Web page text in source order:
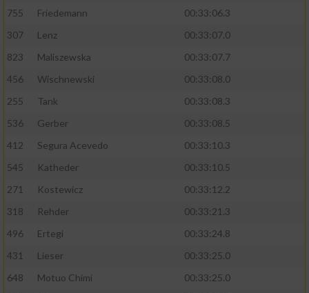
755
Friedemann
00:33:06.3
307
Lenz
00:33:07.0
823
Maliszewska
00:33:07.7
456
Wischnewski
00:33:08.0
255
Tank
00:33:08.3
536
Gerber
00:33:08.5
412
Segura Acevedo
00:33:10.3
545
Katheder
00:33:10.5
271
Kostewicz
00:33:12.2
318
Rehder
00:33:21.3
496
Ertegi
00:33:24.8
431
Lieser
00:33:25.0
648
Motuo Chimi
00:33:25.0